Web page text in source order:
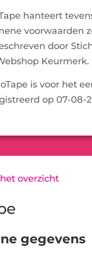
hanteert
voorwaarden
door
Keurmerk.
is voor het
op 07-08-
overzicht
gegevens